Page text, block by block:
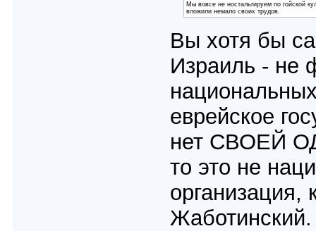
Мы вовсе не ностальгируем по гойской
вложили немало своих трудов.
Вы хотя бы
Израиль - не
еврейское
нет СВОЕЙ
то это не
организация,
Жаботинский.